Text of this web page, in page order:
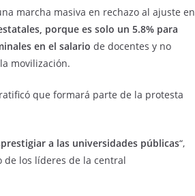
marcha masiva en rechazo al ajuste en
porque es solo un 5.8% para
en el salario de docentes y no
movilización.
que formará parte de la protesta
a las universidades públicas“,
de los líderes de la central